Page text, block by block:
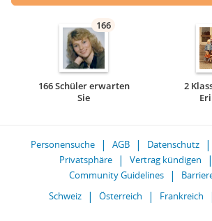
166
166 Schüler erwarten
Sie
2
Personensuche AGB Datenschutz
Privatsphäre
Vertrag kündigen
Community Guidelines
Schweiz
Österreich Frankreich